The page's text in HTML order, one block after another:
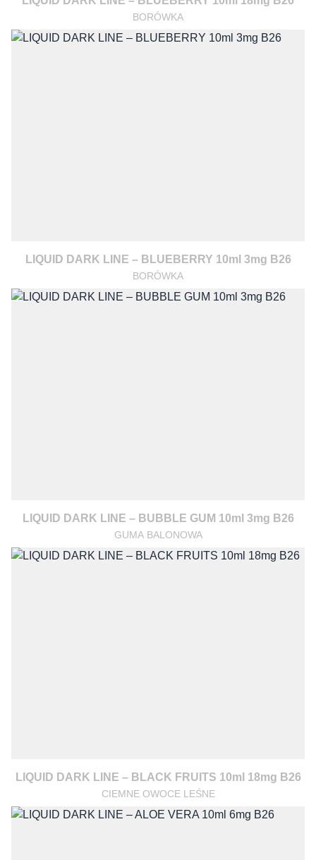
BORÓWKA
LIQUID DARK LINE – BLUEBERRY 10ml 3mg B26
BORÓWKA
LIQUID DARK LINE – BUBBLE GUM 10ml 3mg B26
GUMA BALONOWA
LIQUID DARK LINE – BLACK FRUITS 10ml 18mg B26
CIEMNE OWOCE LEŚNE